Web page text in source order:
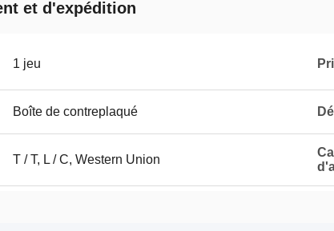
et d'expédition
1 jeu
Boîte de contreplaqué
T / T, L / C, Western Union